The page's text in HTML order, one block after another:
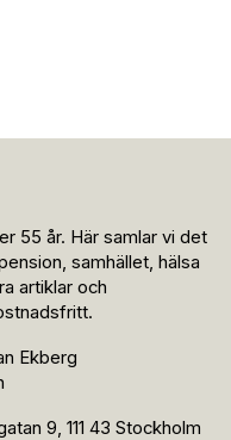
55 år. Här samlar vi det
samhället, hälsa
artiklar och
Ekberg
9, 111 43 Stockholm